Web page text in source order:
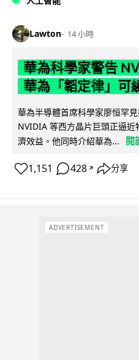
Lawton 14 小時
華為科學家警告
華為「韜定律」可
華為半導體首席科學家廖恒罕
NVIDIA 等西方晶片巨頭正逼
濟效益。他同時介紹華為...
閱
1,151 428 ↗ 分享
ADVERTISEMENT